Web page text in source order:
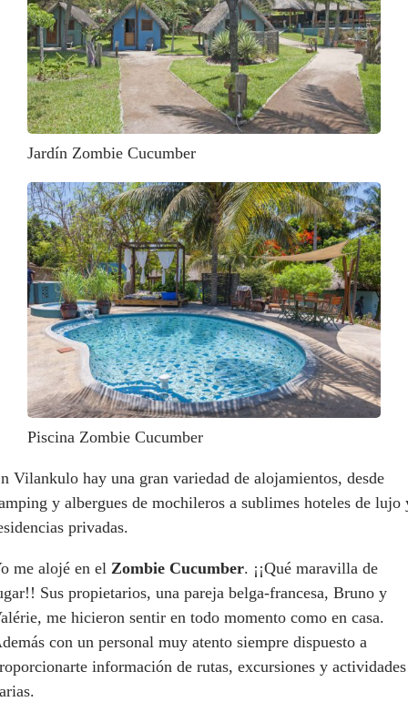
Jardín Zombie Cucumber
Piscina Zombie Cucumber
Vilankulo hay una gran variedad de alojamientos, desde
y albergues de mochileros a sublimes hoteles de lujo
privadas.
me alojé en el Zombie Cucumber. ¡¡Qué maravilla de
Sus propietarios, una pareja belga-francesa, Bruno y
me hicieron sentir en todo momento como en casa.
con un personal muy atento siempre dispuesto a
información de rutas, excursiones y actividades